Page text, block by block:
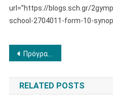
url=”https://blogs.sch.gr/
school-2704011-form-10-
Πλοήγηση
άρθρων
Πρόγραμμα Επαναληπτικών Εξετάσεων Σεπτεμβρίου
RELATED POSTS